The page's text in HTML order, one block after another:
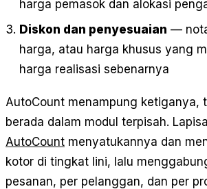
harga pemasok dan alokasi
Diskon dan penyesuaian —
harga, atau harga khusus yang
harga realisasi sebenarnya
AutoCount menampung ketiganya,
berada dalam modul terpisah.
AutoCount menyatukannya dan
kotor di tingkat lini, lalu
pesanan, per pelanggan, dan per